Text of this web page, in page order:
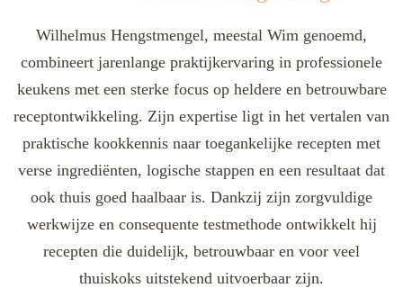
Wilhelmus Hengstmengel, meestal Wim genoemd,
combineert jarenlange praktijkervaring in professionele
keukens met een sterke focus op heldere en betrouwbare
receptontwikkeling. Zijn expertise ligt in het vertalen van
praktische kookkennis naar toegankelijke recepten met
verse ingrediënten, logische stappen en een resultaat dat
ook thuis goed haalbaar is. Dankzij zijn zorgvuldige
werkwijze en consequente testmethode ontwikkelt hij
recepten die duidelijk, betrouwbaar en voor veel
thuiskoks uitstekend uitvoerbaar zijn.